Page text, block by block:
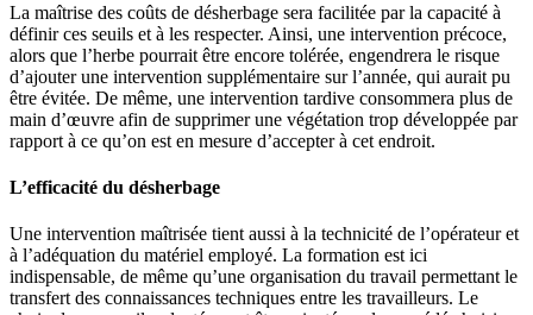
La maîtrise des coûts de désherbage sera facilitée par la capacité à
définir ces seuils et à les respecter. Ainsi, une intervention précoce,
alors que l’herbe pourrait être encore tolérée, engendrera le risque
d’ajouter une intervention supplémentaire sur l’année, qui aurait pu
être évitée. De même, une intervention tardive consommera plus de
main d’œuvre afin de supprimer une végétation trop développée par
rapport à ce qu’on est en mesure d’accepter à cet endroit.
L’efficacité du désherbage
Une intervention maîtrisée tient aussi à la technicité de l’opérateur et
à l’adéquation du matériel employé. La formation est ici
indispensable, de même qu’une organisation du travail permettant le
transfert des connaissances techniques entre les travailleurs. Le